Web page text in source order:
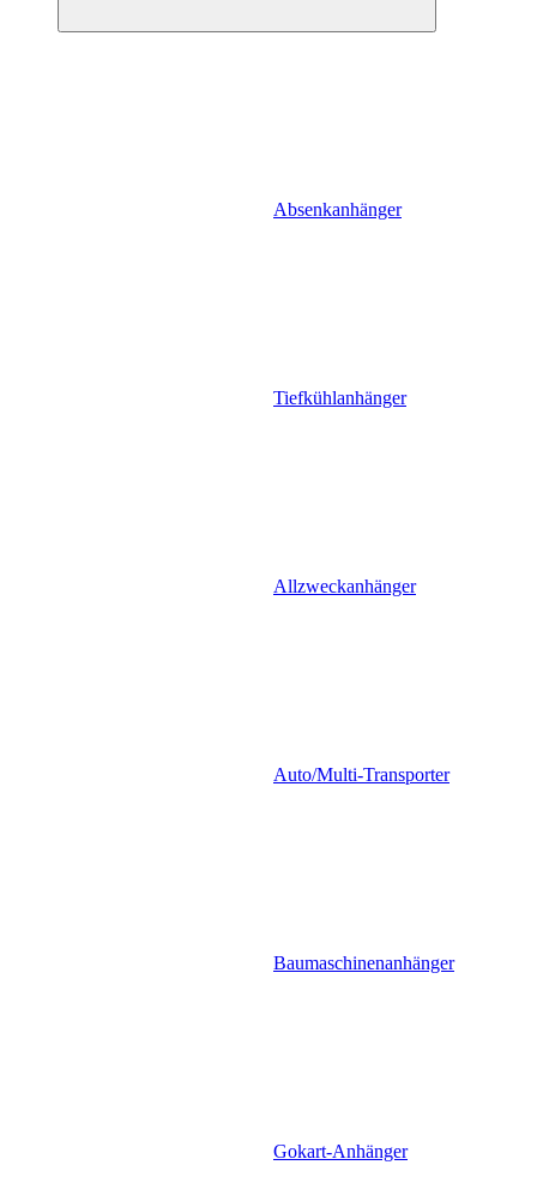
Absenkanhänger
Tiefkühlanhänger
Allzweckanhänger
Auto/Multi-Transporter
Baumaschinenanhänger
Gokart-Anhänger